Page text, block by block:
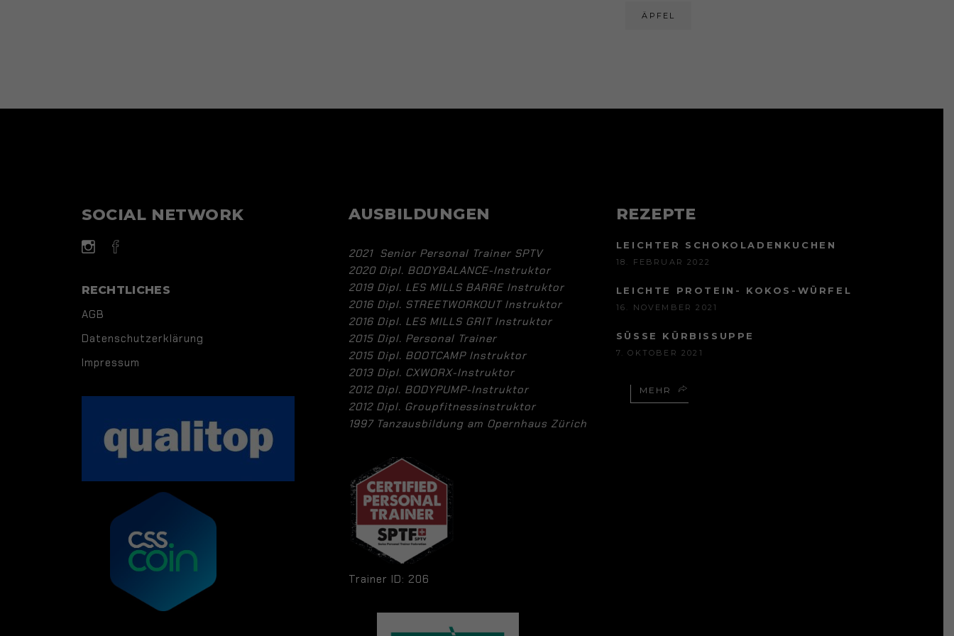
ÄPFEL
SOCIAL NETWORK
RECHTLICHES
AGB
Datenschutzerklärung
Impressum
AUSBILDUNGEN
2021 Senior Personal Trainer SPTV
2020 Dipl. BODYBALANCE-Instruktor
2019 Dipl. LES MILLS BARRE Instruktor
2016 Dipl. STREETWORKOUT Instruktor
2016 Dipl. LES MILLS GRIT Instruktor
2015 Dipl. Personal Trainer
2015 Dipl. BOOTCAMP Instruktor
2013 Dipl. CXWORX-Instruktor
2012 Dipl. BODYPUMP-Instruktor
2012 Dipl. Groupfitnessinstruktor
1997 Tanzausbildung am Opernhaus Zürich
Trainer ID: 206
REZEPTE
LEICHTER SCHOKOLADENKUCHEN
18. FEBRUAR 2022
LEICHTE PROTEIN- KOKOS-WÜRFEL
16. NOVEMBER 2021
SÜSSE KÜRBISSUPPE
7. OKTOBER 2021
MEHR